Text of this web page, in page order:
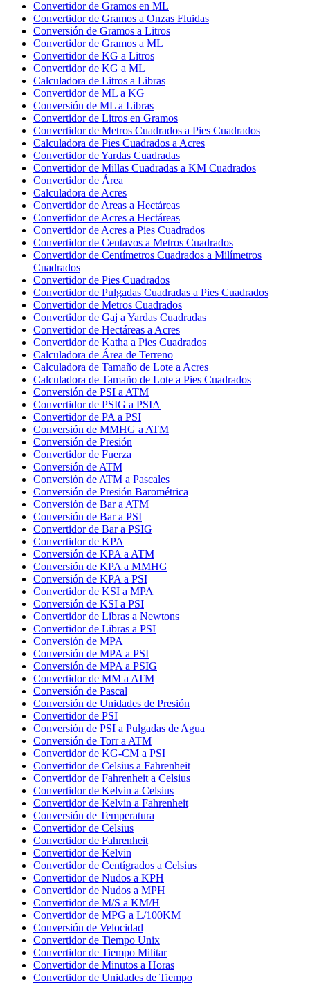
Convertidor de Gramos en ML
Convertidor de Gramos a Onzas Fluidas
Conversión de Gramos a Litros
Convertidor de Gramos a ML
Convertidor de KG a Litros
Convertidor de KG a ML
Calculadora de Litros a Libras
Convertidor de ML a KG
Conversión de ML a Libras
Convertidor de Litros en Gramos
Convertidor de Metros Cuadrados a Pies Cuadrados
Calculadora de Pies Cuadrados a Acres
Convertidor de Yardas Cuadradas
Convertidor de Millas Cuadradas a KM Cuadrados
Convertidor de Área
Calculadora de Acres
Convertidor de Areas a Hectáreas
Convertidor de Acres a Hectáreas
Convertidor de Acres a Pies Cuadrados
Convertidor de Centavos a Metros Cuadrados
Convertidor de Centímetros Cuadrados a Milímetros
Cuadrados
Convertidor de Pies Cuadrados
Convertidor de Pulgadas Cuadradas a Pies Cuadrados
Convertidor de Metros Cuadrados
Convertidor de Gaj a Yardas Cuadradas
Convertidor de Hectáreas a Acres
Convertidor de Katha a Pies Cuadrados
Calculadora de Área de Terreno
Calculadora de Tamaño de Lote a Acres
Calculadora de Tamaño de Lote a Pies Cuadrados
Conversión de PSI a ATM
Convertidor de PSIG a PSIA
Convertidor de PA a PSI
Conversión de MMHG a ATM
Conversión de Presión
Convertidor de Fuerza
Conversión de ATM
Conversión de ATM a Pascales
Conversión de Presión Barométrica
Conversión de Bar a ATM
Conversión de Bar a PSI
Convertidor de Bar a PSIG
Convertidor de KPA
Conversión de KPA a ATM
Conversión de KPA a MMHG
Conversión de KPA a PSI
Convertidor de KSI a MPA
Conversión de KSI a PSI
Convertidor de Libras a Newtons
Convertidor de Libras a PSI
Conversión de MPA
Conversión de MPA a PSI
Conversión de MPA a PSIG
Convertidor de MM a ATM
Conversión de Pascal
Conversión de Unidades de Presión
Convertidor de PSI
Conversión de PSI a Pulgadas de Agua
Conversión de Torr a ATM
Convertidor de KG-CM a PSI
Convertidor de Celsius a Fahrenheit
Convertidor de Fahrenheit a Celsius
Convertidor de Kelvin a Celsius
Convertidor de Kelvin a Fahrenheit
Conversión de Temperatura
Convertidor de Celsius
Convertidor de Fahrenheit
Convertidor de Kelvin
Convertidor de Centígrados a Celsius
Convertidor de Nudos a KPH
Convertidor de Nudos a MPH
Convertidor de M/S a KM/H
Convertidor de MPG a L/100KM
Conversión de Velocidad
Convertidor de Tiempo Unix
Convertidor de Tiempo Militar
Convertidor de Minutos a Horas
Convertidor de Unidades de Tiempo